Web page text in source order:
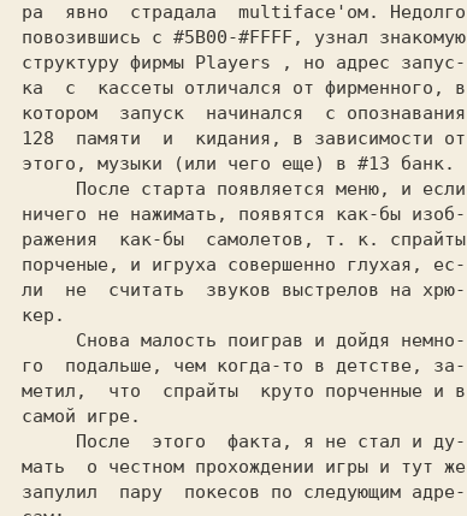
ра  явно  страдала  multiface'ом. Недолго
повозившись с #5B00-#FFFF, узнал знакомую
структуру фирмы Players
, но адрес запус-
ка  с  кассеты отличался от фирменного, в
котором  запуск  начинался  с опознавания
128  памяти  и  кидания, в зависимости от
этого, музыки (или чего еще) в #13 банк.
ничего не нажимать, появятся как-бы изоб-
ражения  как-бы  самолетов, т. к. спрайты
порченые, и игруха совершенно глухая, ес-
ли  не  считать  звуков выстрелов на хрю-
кер.
го  подальше, чем когда-то в детстве, за-
метил,  что  спрайты  круто порченные и в
самой игре.
мать  о честном прохождении игры и тут же
запулил  пару  покесов по следующим адре-